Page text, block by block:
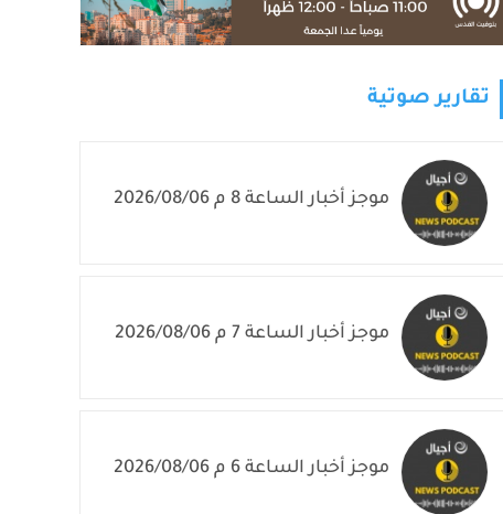
تقارير صوتية
موجز أخبار الساعة 8 م 2026/08/06
موجز أخبار الساعة 7 م 2026/08/06
موجز أخبار الساعة 6 م 2026/08/06